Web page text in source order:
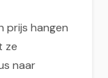
prijs hangen
ze
naar